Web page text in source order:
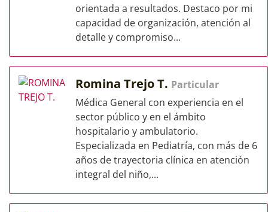
orientada a resultados. Destaco por mi
capacidad de organización, atención al
detalle y compromiso...
Romina Trejo T. Particular
Médica General con experiencia en el
sector público y en el ámbito
hospitalario y ambulatorio.
Especializada en Pediatría, con más de 6
años de trayectoria clínica en atención
integral del niño,...